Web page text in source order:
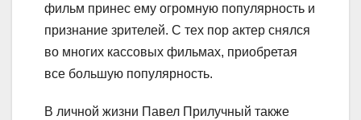
фильм принес ему огромную популярность и
признание зрителей. С тех пор актер снялся
во многих кассовых фильмах, приобретая
все большую популярность.
В личной жизни Павел Прилучный также